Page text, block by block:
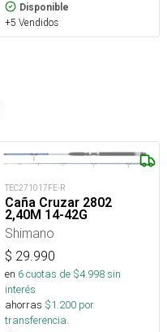
Disponible
+5 Vendidos
TEC271017FE-R
Caña Cruzar 2802
2,40M 14-42G
Shimano
$ 29.990
en 6cuotas de $4.998sin
interés
ahorras $1.200 por
transferencia.